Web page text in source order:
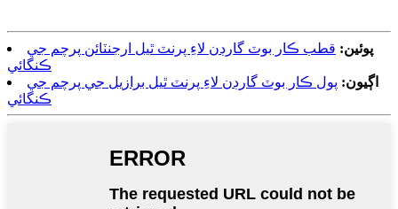
پوئين: قطب ڪار بوٽ گارڊن لاءِ پرنٽ ٿيل ارجنٽائن پرچم جي
ڪنگائي
اڳيون: پول ڪار بوٽ گارڊن لاءِ پرنٽ ٿيل برازيل جي پرچم جي
ڪنگائي